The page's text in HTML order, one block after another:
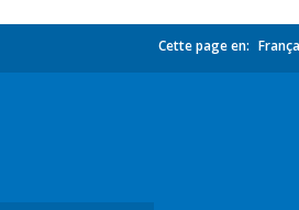
Cette page en: